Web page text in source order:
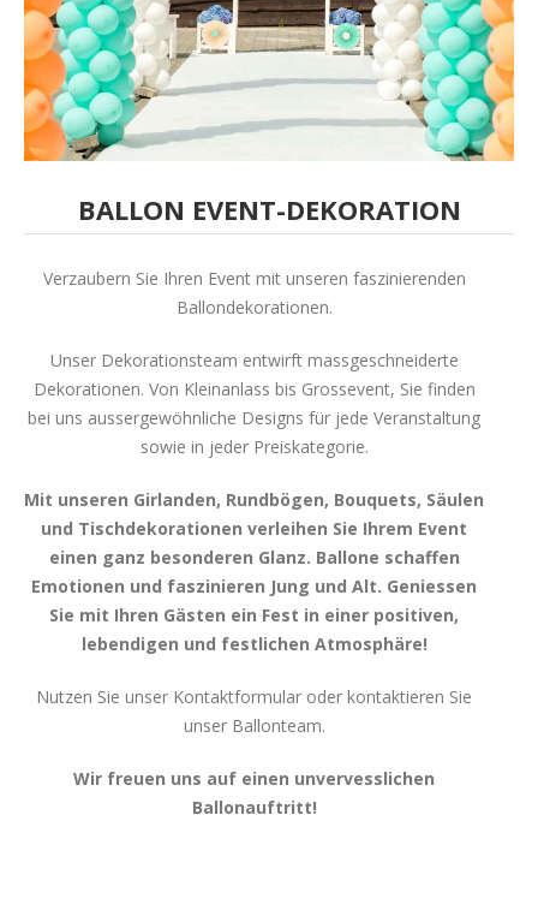
BALLON EVENT-DEKORATION
Verzaubern Sie Ihren Event mit unseren faszinierenden
Ballondekorationen.
Unser Dekorationsteam entwirft massgeschneiderte
Dekorationen. Von Kleinanlass bis Grossevent, Sie finden
bei uns aussergewöhnliche Designs für jede Veranstaltung
sowie in jeder Preiskategorie.
Mit unseren Girlanden, Rundbögen, Bouquets, Säulen
und Tischdekorationen verleihen Sie Ihrem Event
einen ganz besonderen Glanz. Ballone schaffen
Emotionen und faszinieren Jung und Alt. Geniessen
Sie mit Ihren Gästen ein Fest in einer positiven,
lebendigen und festlichen Atmosphäre!
Nutzen Sie unser Kontaktformular oder kontaktieren Sie
unser Ballonteam.
Wir freuen uns auf einen unvervesslichen
Ballonauftritt!